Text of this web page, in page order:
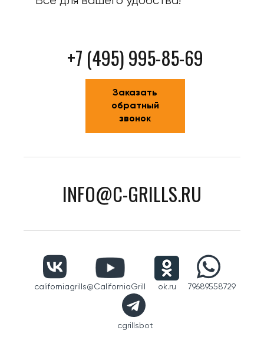
+7 (495) 995-85-69
Заказать
обратный
звонок
INFO@C-GRILLS.RU
californiagrills@CaliforniaGrill ok.ru 79689558729
cgrillsbot